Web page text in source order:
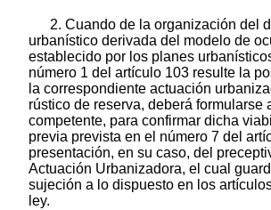
2. Cuando de la organización del
urbanístico derivada del modelo de
establecido por los planes
número 1 del artículo 103 resulte la
la correspondiente actuación
rústico de reserva, deberá formularse
competente, para confirmar dicha
previa prevista en el número 7 del
presentación, en su caso, del
Actuación Urbanizadora, el cual
sujeción a lo dispuesto en los
ley.